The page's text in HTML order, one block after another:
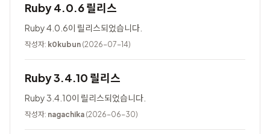
Ruby 4.0.6 릴리스
Ruby 4.0.6이 릴리스되었습니다.
작성자: k0kubun (2026-07-14)
Ruby 3.4.10 릴리스
Ruby 3.4.10이 릴리스되었습니다.
작성자: nagachika (2026-06-30)